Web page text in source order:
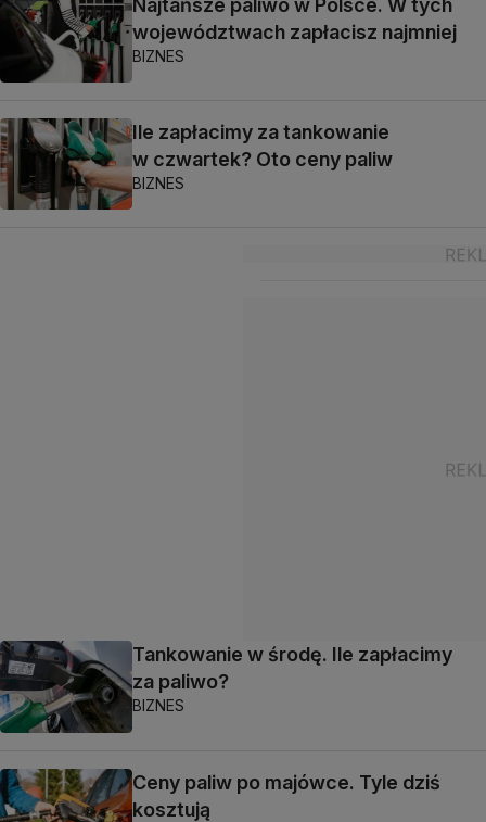
Najtańsze paliwo w Polsce. W tych
województwach zapłacisz najmniej
BIZNES
Ile zapłacimy za tankowanie
w czwartek? Oto ceny paliw
BIZNES
Tankowanie w środę. Ile zapłacimy
za paliwo?
BIZNES
Ceny paliw po majówce. Tyle dziś
kosztują